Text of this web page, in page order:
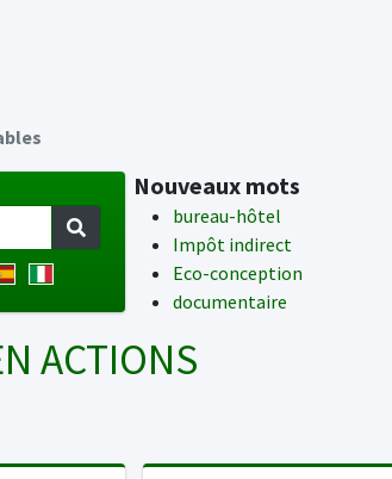
Nouveaux mots
bureau-hôtel
Impôt indirect
Eco-conception
documentaire
ACTIONS